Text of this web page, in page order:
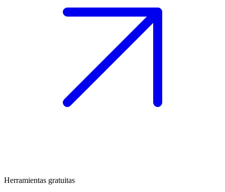
Herramientas gratuitas